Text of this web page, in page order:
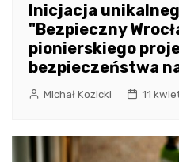
Inicjacja
"Bezpieczny
pionierskiego
bezpieczeństwa
Michał Kozicki 11